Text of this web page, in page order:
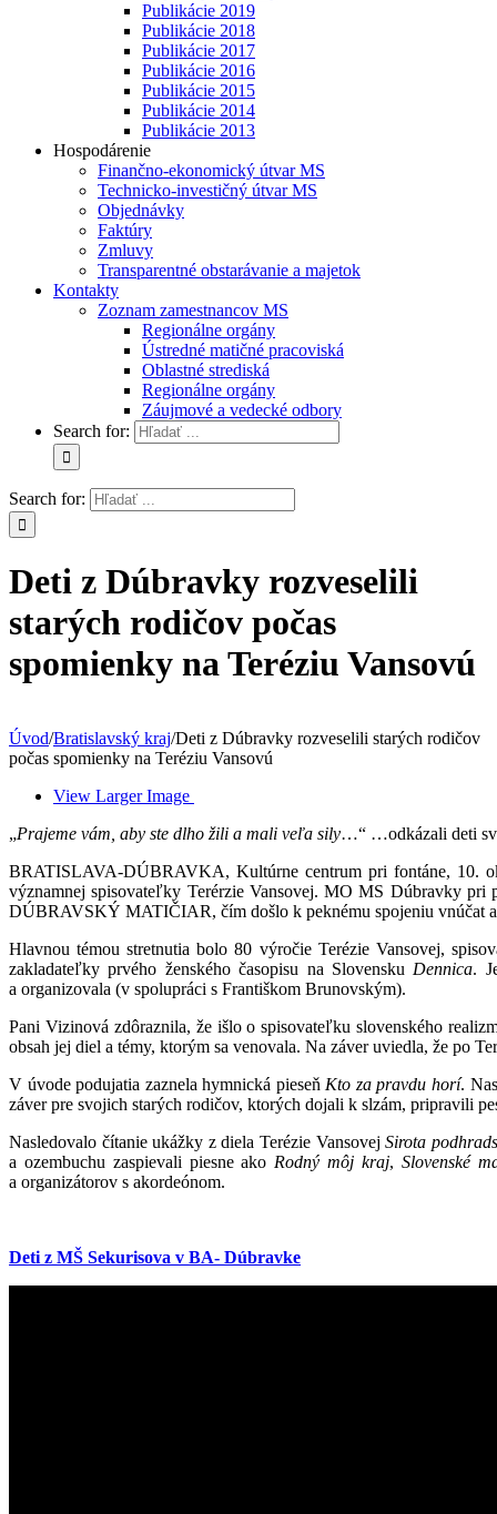
Publikácie 2019
Publikácie 2018
Publikácie 2017
Publikácie 2016
Publikácie 2015
Publikácie 2014
Publikácie 2013
Hospodárenie
Finančno-ekonomický útvar MS
Technicko-investičný útvar MS
Objednávky
Faktúry
Zmluvy
Transparentné obstarávanie a majetok
Kontakty
Zoznam zamestnancov MS
Regionálne orgány
Ústredné matičné pracoviská
Oblastné strediská
Regionálne orgány
Záujmové a vedecké odbory
Search for:
Search for:
Deti z Dúbravky rozveselili
starých rodičov počas
spomienky na Teréziu Vansovú
Úvod/Bratislavský kraj/Deti z Dúbravky rozveselili starých rodičov
počas spomienky na Teréziu Vansovú
View Larger Image
„Prajeme vám, aby ste dlho žili a mali veľa sily…“ …odkázali deti
BRATISLAVA-DÚBRAVKA, Kultúrne centrum pri fontáne, 10.
významnej spisovateľky Terérzie Vansovej. MO MS Dúbravky
DÚBRAVSKÝ MATIČIAR, čím došlo k peknému spojeniu vnúčat
Hlavnou témou stretnutia bolo 80 výročie Terézie Vansovej,
zakladateľky prvého ženského časopisu na Slovensku Dennica.
a organizovala (v spolupráci s Františkom Brunovským).
Pani Vizinová zdôraznila, že išlo o spisovateľku slovenského
obsah jej diel a témy, ktorým sa venovala. Na záver uviedla, že po
V úvode podujatia zaznela hymnická pieseň Kto za pravdu horí.
záver pre svojich starých rodičov, ktorých dojali k slzám, pripravili
Nasledovalo čítanie ukážky z diela Terézie VansovejSirota
a ozembuchu zaspievali piesne ako Rodný môj kraj, Slovenské
a organizátorov s akordeónom.
Deti z MŠ Sekurisova v BA- Dúbravke